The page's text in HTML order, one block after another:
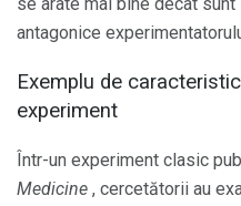
antagonice
Exemplu de
experiment
Într-un experiment clasic
Medicine , cercetătorii au